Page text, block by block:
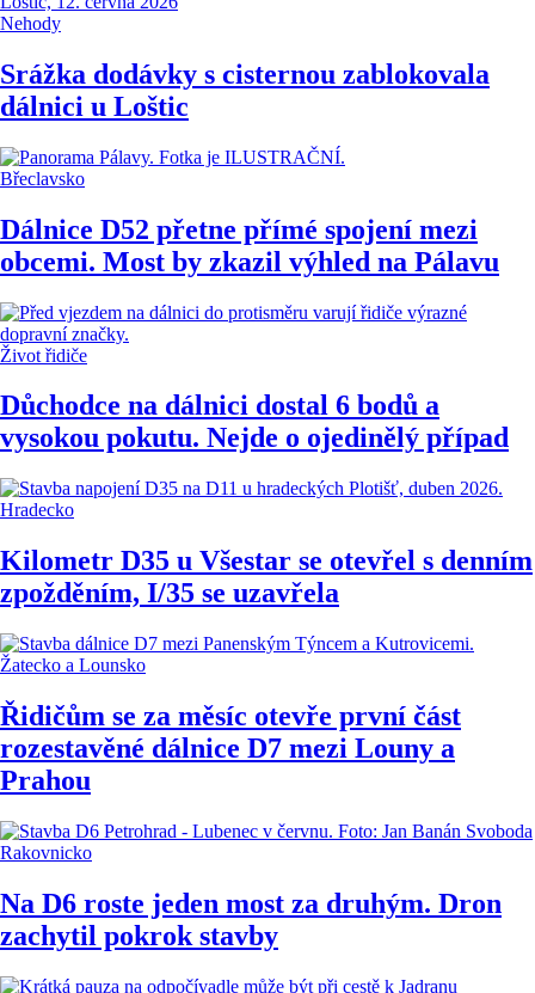
Nehody
Srážka dodávky s cisternou zablokovala
dálnici u Loštic
Břeclavsko
Dálnice D52 přetne přímé spojení mezi
obcemi. Most by zkazil výhled na Pálavu
Život řidiče
Důchodce na dálnici dostal 6 bodů a
vysokou pokutu. Nejde o ojedinělý případ
Hradecko
Kilometr D35 u Všestar se otevřel s denním
zpožděním, I/35 se uzavřela
Žatecko a Lounsko
Řidičům se za měsíc otevře první část
rozestavěné dálnice D7 mezi Louny a
Prahou
Rakovnicko
Na D6 roste jeden most za druhým. Dron
zachytil pokrok stavby